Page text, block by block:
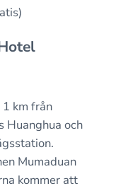
km från
Huanghua och
Mumaduan
kommer att